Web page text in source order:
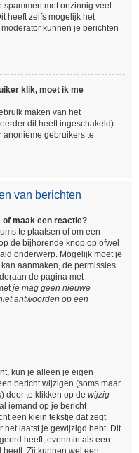
met onzinnig veel
heeft zelfs mogelijk het
kunnen je berichten
klik, moet ik me
maken van het
dit heeft ingeschakeld).
anonieme gebruikers te
van berichten
of maak een reactie?
te plaatsen of om een
de bijhorende knop op ofwel
onderwerp. Mogelijk moet je
aanmaken, de permissies
de pagina met
je mag geen nieuwe
antwoorden op een
kun je alleen je eigen
bericht wijzigen (soms maar
door te klikken op de wijzig
iemand op je bericht
een klein tekstje dat zegt
het laatst je gewijzigd hebt. Dit
heeft, evenmin als een
Zij kunnen wel een